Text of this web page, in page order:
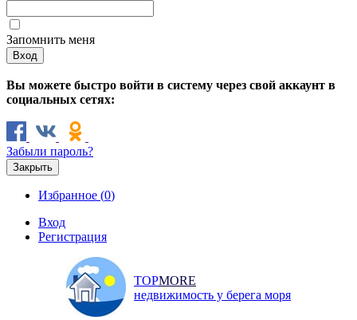
Запомнить меня
Вы можете быстро войти в систему через свой аккаунт в
социальных сетях:
Забыли пароль?
Закрыть
Избранное (0)
Вход
Регистрация
TOPMORE
недвижимость у берега моря